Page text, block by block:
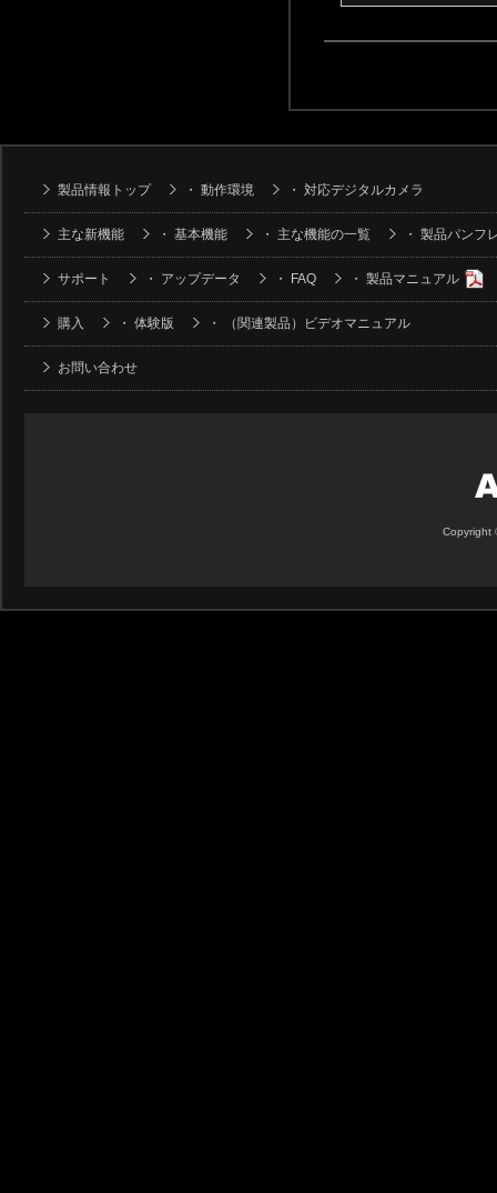
製品情報トップ ・ 動作環境 ・ 対応デジタルカメラ
主な新機能 ・ 基本機能 ・ 主な機能の一覧 ・ 製品パンフ
サポート ・ アップデータ ・ FAQ ・ 製品マニュアル
購入 ・ 体験版 ・ （関連製品）ビデオマニュアル
お問い合わせ
Copyright